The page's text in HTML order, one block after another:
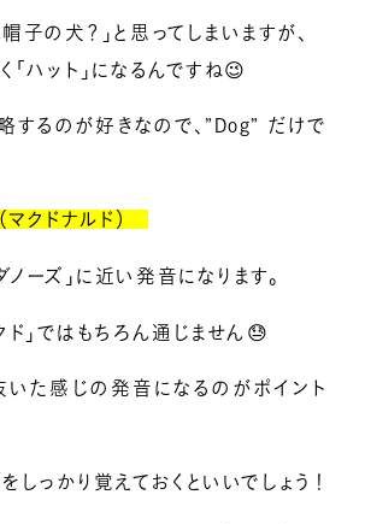
子の犬？」と思ってしまいますが、
「ハット」になるんですね😉
するのが好きなので、”Dog” だけで
クドナルド）
ノーズ」に近い発音になります。
ド」ではもちろん通じません😓
た感じの発音になるのがポイント
しっかり覚えておくといいでしょう！